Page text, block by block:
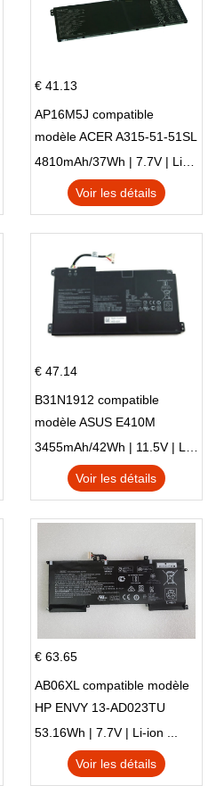
€ 41.13
AP16M5J compatible
modèle ACER A315-51-51SL
N17Q1 SERIES
4810mAh/37Wh | 7.7V | Li-ion ...
Voir les détails
€ 47.14
B31N1912 compatible
modèle ASUS E410M
E410MA L410MA
3455mAh/42Wh | 11.5V | Li-ion ...
Voir les détails
€ 63.65
AB06XL compatible modèle
HP ENVY 13-AD023TU
HSTNN-DB8C 921438-855
TPN-I128
53.16Wh | 7.7V | Li-ion ...
Voir les détails